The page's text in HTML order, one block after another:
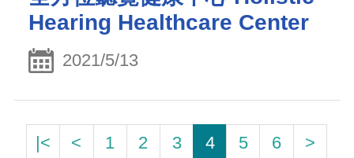
Hearing Healthcare Center
2021/5/13
|< < 1 2 3 4 5 6
>